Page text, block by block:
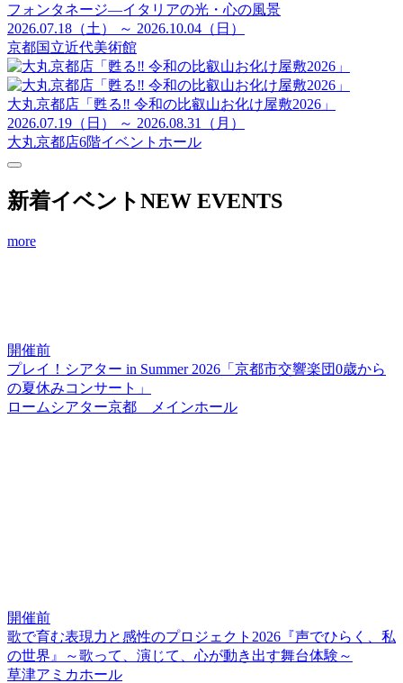
フォンタネージ—イタリアの光・心の風景
2026.07.18（土） ～ 2026.10.04（日）
京都国立近代美術館
大丸京都店「甦る‼ 令和の比叡山お化け屋敷2026」
2026.07.19（日） ～ 2026.08.31（月）
大丸京都店6階イベントホール
新着イベントNEW EVENTS
more
開催前
プレイ！シアター in Summer 2026「京都市交響楽団0歳から
の夏休みコンサート」
ロームシアター京都 メインホール
開催前
歌で育む表現力と感性のプロジェクト2026『声でひらく、私
の世界』～歌って、演じて、心が動き出す舞台体験～
草津アミカホール